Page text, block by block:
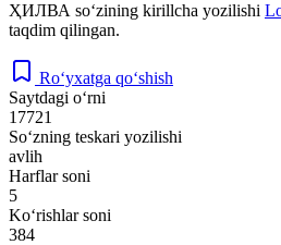
ҲИЛВА so‘zining kirillcha yozilishi
taqdim qilingan.
Ro‘yxatga qo‘shish
Saytdagi o‘rni
17721
So‘zning teskari yozilishi
avlih
Harflar soni
5
Ko‘rishlar soni
384